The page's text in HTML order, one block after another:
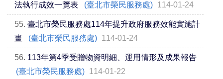
法執行成效一覽表
(臺北市榮民服務處) 114-01-24
55. 臺北市榮民服務處114年提升政府服務效能實施計
畫
(臺北市榮民服務處) 114-01-24
56. 113年第4季受贈物資明細、運用情形及成果報告
(臺北市榮民服務處) 114-01-22